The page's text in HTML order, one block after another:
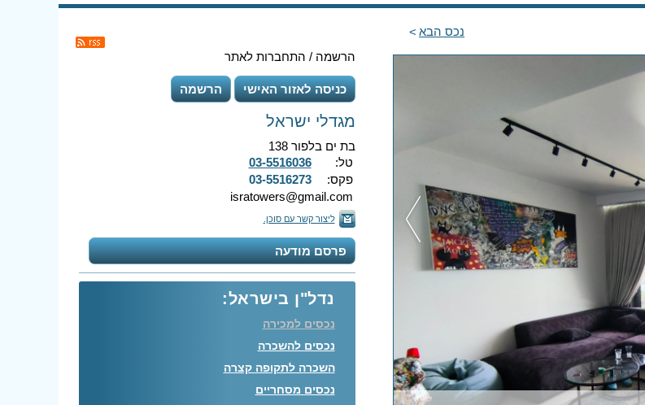
נכס הבא
הרשמה / התחברות לאתר
כניסה לאזור האישי הרשמה
מגדלי ישראל
בת ים בלפור 138
טל:
03-5516036
פקס:
03-5516273
isratowers@gmail.com
ליצור קשר עם סוכן.
פרסם מודעה
נדל"ן בישראל:
נכסים למכירה
נכסים להשכרה
השכרה לתקופה קצרה
נכסים מסחריים